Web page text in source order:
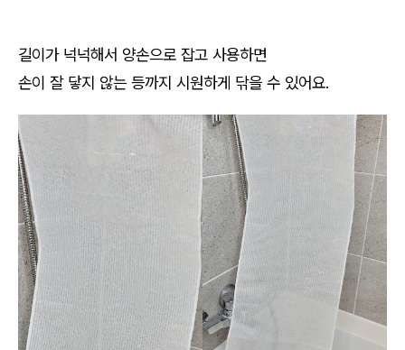
길이가 넉넉해서 양손으로 잡고 사용하면
손이 잘 닿지 않는 등까지 시원하게 닦을 수 있어요.